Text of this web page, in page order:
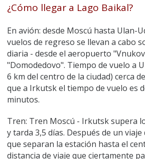
¿Cómo llegar a Lago Baikal?
En avión: desde Moscú hasta Ulan-
vuelos de regreso se llevan a cabo
diaria - desde el aeropuerto
"Domodedovo". Tiempo de vuelo a
6 km del centro de la ciudad) cerca
que a Irkutsk el tiempo de vuelo es
minutos.
Tren: Tren Moscú - Irkutsk supera
y tarda 3,5 días. Después de un
que separan la estación hasta el
distancia de viaje que ciertamente